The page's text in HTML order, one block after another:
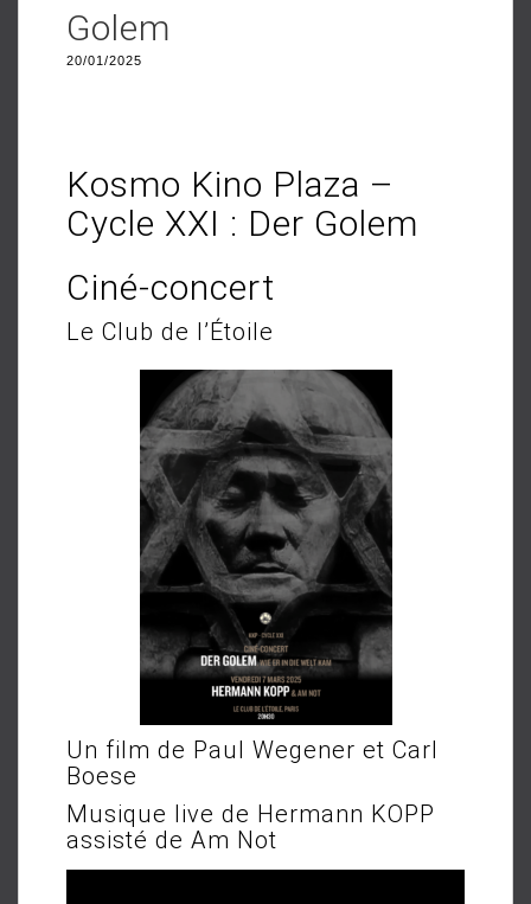
Golem
20/01/2025
Kosmo Kino Plaza –
Cycle XXI : Der Golem
Ciné-concert
Le Club de l’Étoile
Un film de Paul Wegener et Carl
Boese
Musique live de Hermann KOPP
assisté de Am Not